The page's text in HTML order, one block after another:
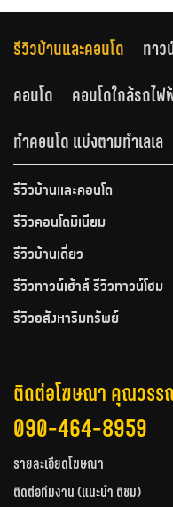
รีวิวบ้านและคอนโด ทาว
คอนโด
คอนโดใกล้รถไ
ทำคอนโด แบ่งตามทำเลเล
รีวิวบ้านและคอนโด
รีวิวคอนโดมิเนียม
รีวิวบ้านเดี่ยว
รีวิวทาวน์เฮ้าส์ รีวิวทาวน์โฮม
รีวิวอสังหาริมทรัพย์
ติดต่อโฆษณา คุณวร
090-464-8959
รายละเอียดโฆษณา
ติดต่อทีมงาน (แนะนำ ติชม)